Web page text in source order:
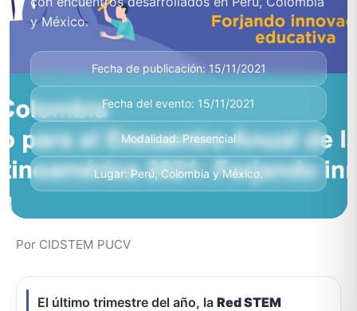
y México.
Fecha de publicación: 15/11/2021
Fecha del evento: 15/11/2021
Modalidad: Presencial
Lugar: Perú, Colombia y México.
Por CIDSTEM PUCV
El último trimestre del año, la Red STEM